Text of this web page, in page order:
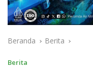
Beranda Berita
Berita